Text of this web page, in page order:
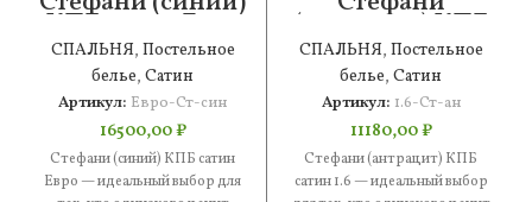
КПБ сатин Евро
СПАЛЬНЯ, Постельное
белье, Сатин
Артикул: Евро-Ст-син
16500,00₽
Стефани (синий) КПБ сатин
Евро — идеальный выбор для
(антрацит) КПБ
сатин 1.6
СПАЛЬНЯ, Постельное
белье, Сатин
Артикул: 1.6-Ст-ан
11180,00₽
Стефани (антрацит) КПБ
сатин 1.6 — идеальный выбор